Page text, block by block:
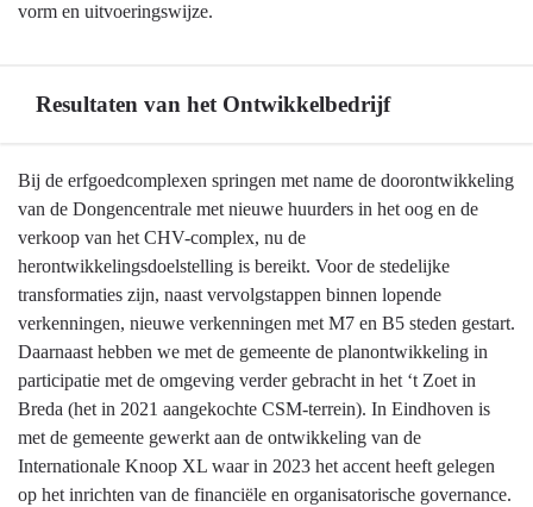
vorm en uitvoeringswijze.
Resultaten van het Ontwikkelbedrijf
Terug
naar
navigatie
Ontwikkelbedrijf
grondbeleid
Resultaten
van
het
Ontwikkelbedrijf
Bij de erfgoedcomplexen springen met name de doorontwikkeling
van de Dongencentrale met nieuwe huurders in het oog en de
verkoop van het CHV-complex, nu de
herontwikkelingsdoelstelling is bereikt. Voor de stedelijke
transformaties zijn, naast vervolgstappen binnen lopende
verkenningen, nieuwe verkenningen met M7 en B5 steden gestart.
Daarnaast hebben we met de gemeente de planontwikkeling in
participatie met de omgeving verder gebracht in het ‘t Zoet in
Breda (het in 2021 aangekochte CSM-terrein). In Eindhoven is
met de gemeente gewerkt aan de ontwikkeling van de
Internationale Knoop XL waar in 2023 het accent heeft gelegen
op het inrichten van de financiële en organisatorische governance.